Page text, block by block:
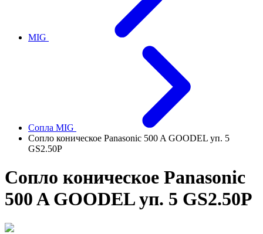
MIG
Сопла MIG
Сопло коническое Panasonic 500 A GOODEL уп. 5
GS2.50P
Сопло коническое Panasonic
500 A GOODEL уп. 5 GS2.50P